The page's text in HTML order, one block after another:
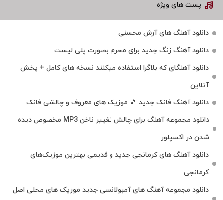
پست های ویژه
دانلود آهنگ های آرش محسنی
دانلود آهنگ زنگ جدید برای محرم بصورت پلی لیست
دانلود آهنگای که بلاگرا استفاده میکنند نسخه های کامل + پخش
آنلاین
دانلود آهنگ فانک جدید 🎵 موزیک‌ های معروف و چالشی فانک
دانلود مجموعه آهنگ برای چالش تغییر ناخن MP3 مخصوص دیده
شدن در اکسپلور
دانلود آهنگ‌ های کرمانجی جدید و قدیمی بهترین موزیک‌های
کرمانجی
دانلود مجموعه آهنگ های آمبولانسی جدید موزیک های محلی اصل